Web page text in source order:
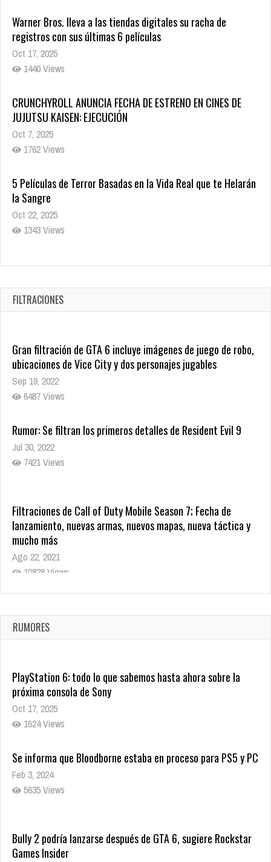
Warner Bros. lleva a las tiendas digitales su racha de
registros con sus últimas 6 películas
Oct 17, 2025
1440 Views
CRUNCHYROLL ANUNCIA FECHA DE ESTRENO EN CINES DE
JUJUTSU KAISEN: EJECUCIÓN
Oct 7, 2025
1762 Views
5 Películas de Terror Basadas en la Vida Real que te Helarán
la Sangre
Oct 22, 2025
1343 Views
Revive el terror: El conjuro 4: Últimos ritos ya está disponible
Oct 20, 2025
1384 Views
FILTRACIONES
Gran filtración de GTA 6 incluye imágenes de juego de robo,
ubicaciones de Vice City y dos personajes jugables
Sep 19, 2022
6487 Views
Rumor: Se filtran los primeros detalles de Resident Evil 9
Jul 30, 2022
7421 Views
Filtraciones de Call of Duty Mobile Season 7; Fecha de
lanzamiento, nuevas armas, nuevos mapas, nueva táctica y
mucho más
Ago 22, 2021
10828 Views
La configuración de Call of Duty 2021 aparentemente ya fue
Ago 8, 2021
10010 Views
RUMORES
PlayStation 6: todo lo que sabemos hasta ahora sobre la
próxima consola de Sony
Oct 17, 2025
1624 Views
Se informa que Bloodborne estaba en proceso para PS5 y PC
Feb 3, 2024
5635 Views
Bully 2 podría lanzarse después de GTA 6, sugiere Rockstar
Games Insider